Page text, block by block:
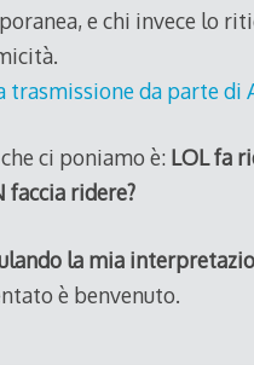
e chi invece lo
trasmissione da parte di
ci poniamo è: LOL fa
faccia ridere?
la mia
è benvenuto.